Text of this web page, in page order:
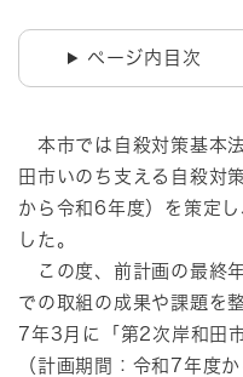
ページ内目次
本市では自殺対策基本
田市いのち支える自殺対
から令和6年度）を策定
した。
この度、前計画の最終
での取組の成果や課題を
7年3月に「第2次岸和田
（計画期間：令和7年度